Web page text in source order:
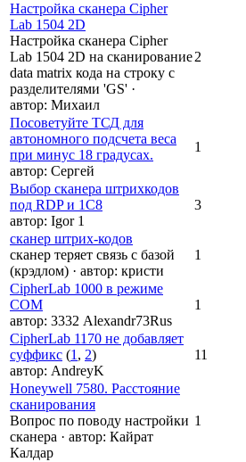
Настройка сканера Cipher
Lab 1504 2D
Настройка сканера Cipher
Lab 1504 2D на сканирование
data matrix кода на строку с
разделителями 'GS' ·
автор: Михаил
2
Посоветуйте ТСД для
автономного подсчета веса
при минус 18 градусах.
автор: Сергей
1
Выбор сканера штрихкодов
под RDP и 1С8
автор: Igor 1
3
сканер штрих-кодов
сканер теряет связь с базой
(крэдлом) · автор: кристи
1
CipherLab 1000 в режиме
COM
автор: 3332 Alexandr73Rus
1
CipherLab 1170 не добавляет
суффикс (1 , 2)
автор: AndreyK
11
Honeywell 7580. Расстояние
сканирования
Вопрос по поводу настройки
сканера · автор: Кайрат
Калдар
1